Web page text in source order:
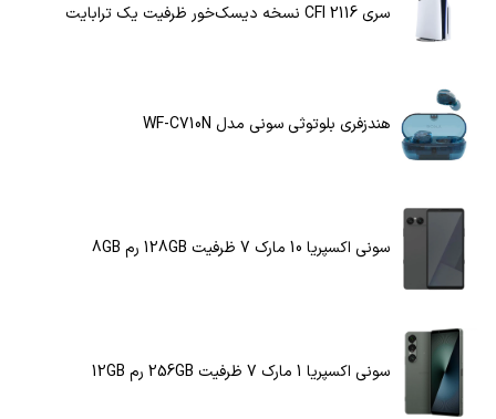
سری CFI 2116 نسخه دیسک‌خور ظرفیت یک ترابایت
هندزفری بلوتوثی سونی مدل WF-C710N
سونی اکسپریا 10 مارک 7 ظرفیت 128GB رم 8GB
سونی اکسپریا 1 مارک 7 ظرفیت 256GB رم 12GB